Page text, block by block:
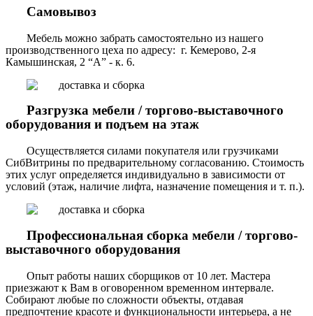
Самовывоз
Мебель можно забрать самостоятельно из нашего
производственного цеха по адресу: г. Кемерово, 2-я
Камышинская, 2 “А” - к. 6.
Разгрузка мебели / торгово-выставочного
оборудования и подъем на этаж
Осуществляется силами покупателя или грузчиками
СибВитрины по предварительному согласованию. Стоимость
этих услуг определяется индивидуально в зависимости от
условий (этаж, наличие лифта, назначение помещения и т. п.).
Профессиональная сборка мебели / торгово-
выставочного оборудования
Опыт работы наших сборщиков от 10 лет. Мастера
приезжают к Вам в оговоренном временном интервале.
Собирают любые по сложности объекты, отдавая
предпочтение красоте и функциональности интерьера, а не